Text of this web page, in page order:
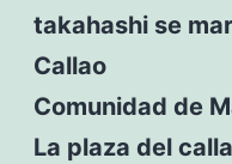
takahashi se
Callao
Comunidad de
La plaza del